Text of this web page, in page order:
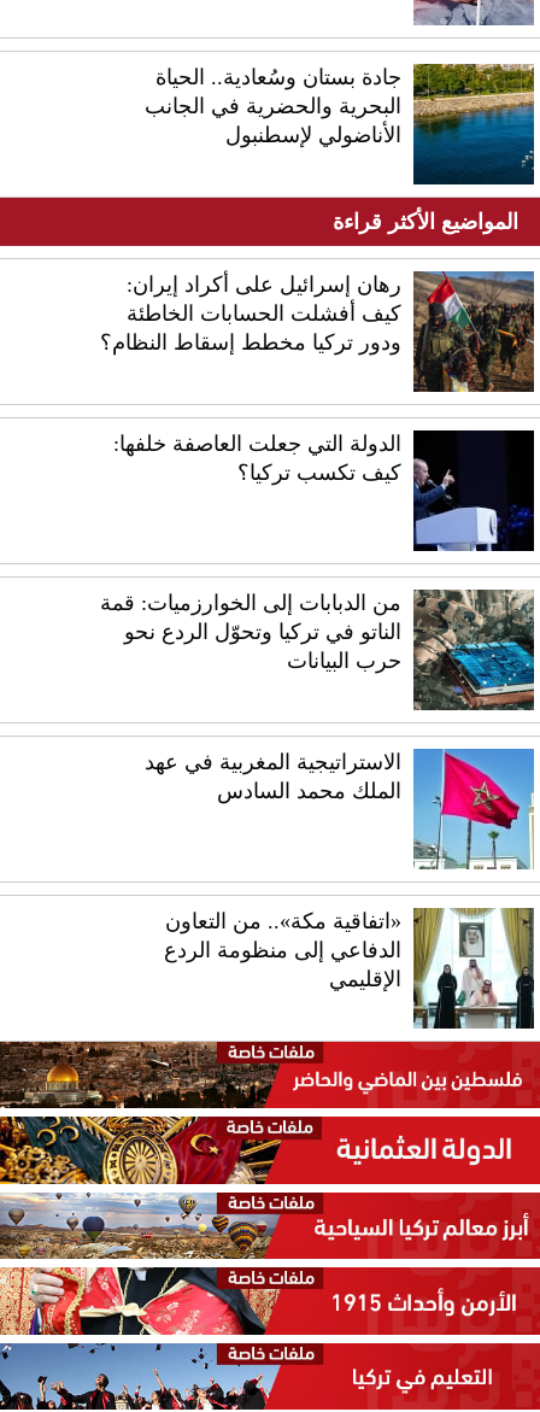
جادة بستان وسُعادية.. الحياة
البحرية والحضرية في الجانب
الأناضولي لإسطنبول
المواضيع الأكثر قراءة
رهان إسرائيل على أكراد إيران:
كيف أفشلت الحسابات الخاطئة
ودور تركيا مخطط إسقاط النظام؟
الدولة التي جعلت العاصفة خلفها:
كيف تكسب تركيا؟
من الدبابات إلى الخوارزميات: قمة
الناتو في تركيا وتحوّل الردع نحو
حرب البيانات
الاستراتيجية المغربية في عهد
الملك محمد السادس
«اتفاقية مكة».. من التعاون
الدفاعي إلى منظومة الردع
الإقليمي